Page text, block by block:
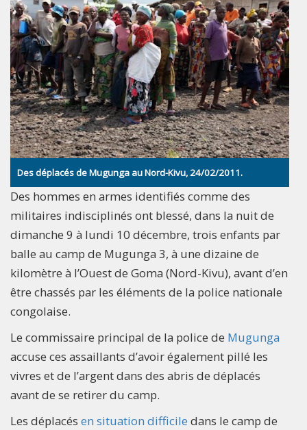
Des déplacés de Mugunga au Nord-Kivu, 24/02/2011.
Des hommes en armes identifiés comme des
militaires indisciplinés ont blessé, dans la nuit de
dimanche 9 à lundi 10 décembre, trois enfants par
balle au camp de Mugunga 3, à une dizaine de
kilomètre à l’Ouest de Goma (Nord-Kivu), avant d’en
être chassés par les éléments de la police nationale
congolaise.
Le commissaire principal de la police de Mugunga
accuse ces assaillants d’avoir également pillé les
vivres et de l’argent dans des abris de déplacés
avant de se retirer du camp.
Les déplacés en situation difficile dans le camp de